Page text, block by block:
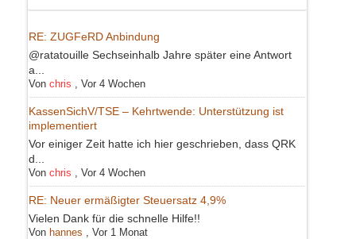
RE: ZUGFeRD Anbindung
@ratatouille Sechseinhalb Jahre später eine Antwort
a...
Von chris Vor 4 Wochen
KassenSichV/TSE – Kehrtwende: Unterstützung ist
implementiert
Vor einiger Zeit hatte ich hier geschrieben, dass QRK
d...
Von chris Vor 4 Wochen
RE: Neuer ermäßigter Steuersatz 4,9%
Vielen Dank für die schnelle Hilfe!!
Von hannes Vor 1 Monat